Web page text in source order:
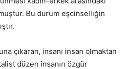
Bu durum eşcinselliğin
çıkaran, insanı insan olmaktan
düzen insanın özgür